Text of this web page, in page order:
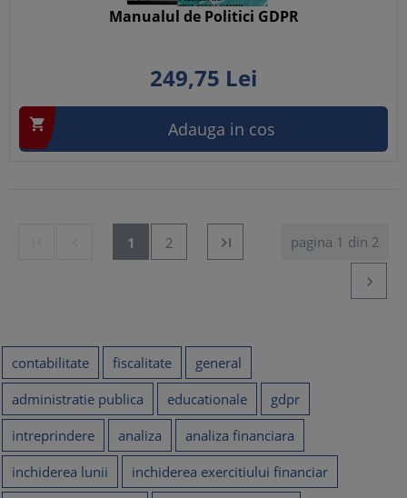
Manualul de Politici GDPR
249,75 Lei
 Adauga in cos
1 2 pagina 1 din 2


contabilitate fiscalitate
general
administratie publica
educationale
gdpr
intreprindere
analiza
analiza financiara
inchiderea lunii
inchiderea exercitiului financiar